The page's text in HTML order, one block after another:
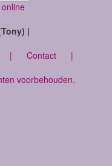
|
| Contact |
voorbehouden.